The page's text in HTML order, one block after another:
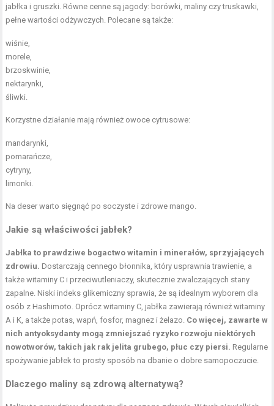
jabłka i gruszki. Równe cenne są jagody: borówki, maliny czy truskawki,
pełne wartości odżywczych. Polecane są także:
wiśnie,
morele,
brzoskwinie,
nektarynki,
śliwki.
Korzystne działanie mają również owoce cytrusowe:
mandarynki,
pomarańcze,
cytryny,
limonki.
Na deser warto sięgnąć po soczyste i zdrowe mango.
Jakie są właściwości jabłek?
Jabłka to prawdziwe bogactwo witamin i minerałów, sprzyjających
zdrowiu. Dostarczają cennego błonnika, który usprawnia trawienie, a
także witaminy C i przeciwutleniaczy, skutecznie zwalczających stany
zapalne. Niski indeks glikemiczny sprawia, że są idealnym wyborem dla
osób z Hashimoto. Oprócz witaminy C, jabłka zawierają również witaminy
A i K, a także potas, wapń, fosfor, magnez i żelazo. Co więcej, zawarte w
nich antyoksydanty mogą zmniejszać ryzyko rozwoju niektórych
nowotworów, takich jak rak jelita grubego, płuc czy piersi. Regularne
spożywanie jabłek to prosty sposób na dbanie o dobre samopoczucie.
Dlaczego maliny są zdrową alternatywą?